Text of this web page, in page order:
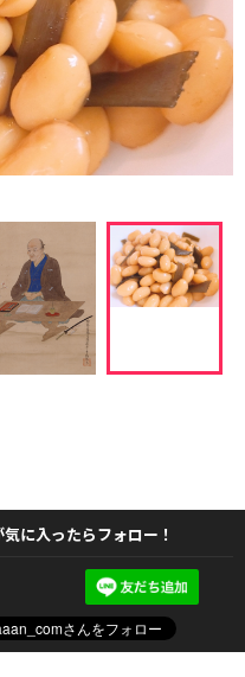
に入ったらフォロー！